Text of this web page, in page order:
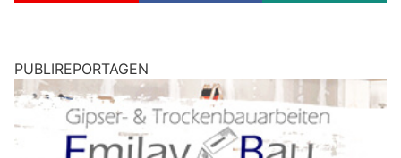
PUBLIREPORTAGEN